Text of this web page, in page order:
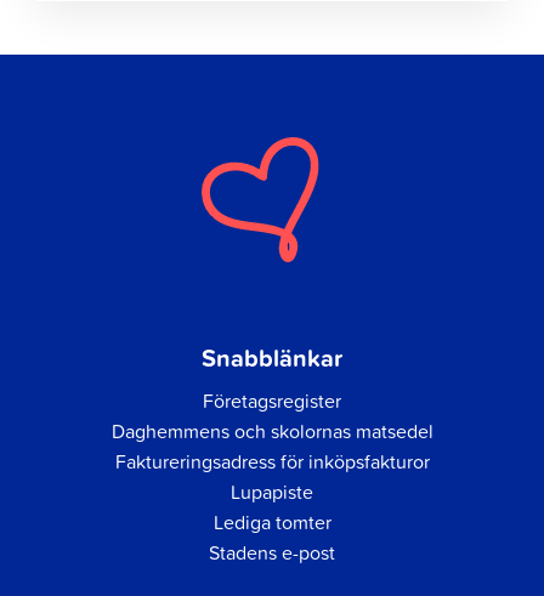
Snabblänkar
Företagsregister
Daghemmens och skolornas matsedel
Faktureringsadress för inköpsfakturor
Lupapiste
Lediga tomter
Stadens e-post